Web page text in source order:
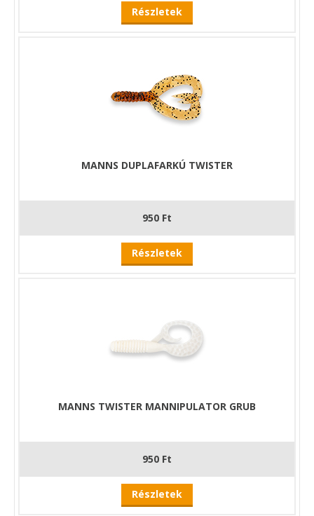
Részletek
MANNS DUPLAFARKÚ TWISTER
950 Ft
Részletek
MANNS TWISTER MANNIPULATOR GRUB
950 Ft
Részletek